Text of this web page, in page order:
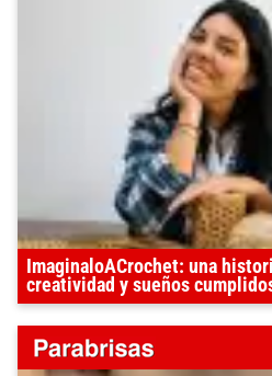
ImaginaloACrochet: una
creatividad y sueños